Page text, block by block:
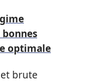
optimale
brute